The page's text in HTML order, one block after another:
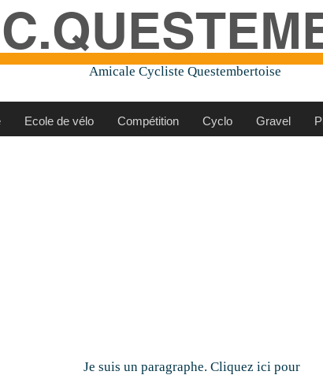
Amicale Cycliste Questembertoise
Ecole de vélo Compétition Cyclo Gravel
Je suis un paragraphe. Cliquez ici pour